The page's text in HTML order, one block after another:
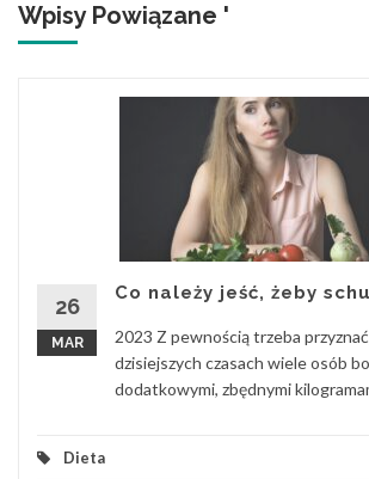
Wpisy Powiązane '
26
MAR
Co należy jeść, żeby
2023 Z pewnością trzeba
dzisiejszych czasach wiele osób
dodatkowymi, zbędnymi
Dieta